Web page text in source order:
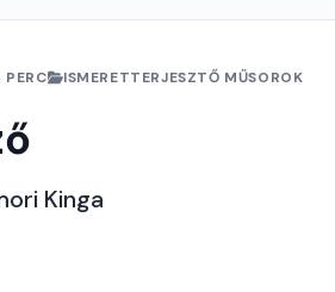
PERC ISMERETTERJESZTŐ MŰSOROK
Kinga